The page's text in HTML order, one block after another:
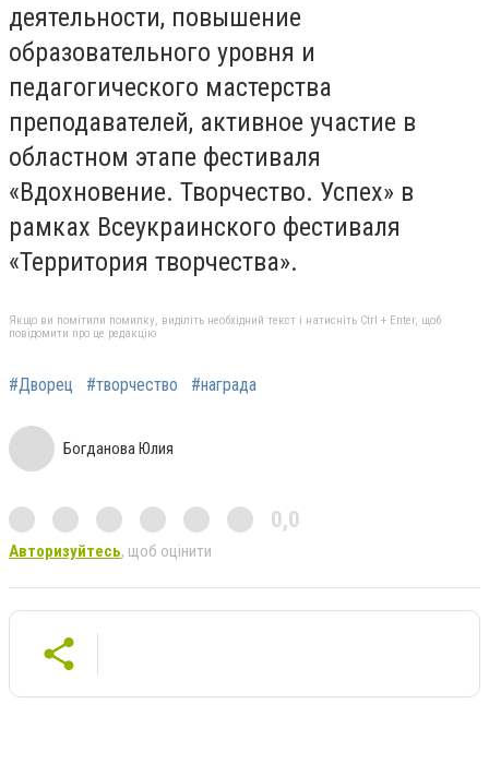
деятельности, повышение
образовательного уровня и
педагогического мастерства
преподавателей, активное участие в
областном этапе фестиваля
«Вдохновение. Творчество. Успех» в
рамках Всеукраинского фестиваля
«Территория творчества».
Якщо ви помітили помилку, виділіть необхідний текст і натисніть Ctrl + Enter, щоб
повідомити про це редакцію
#Дворец #творчество #награда
Богданова Юлия
0,0
Авторизуйтесь, щоб оцінити